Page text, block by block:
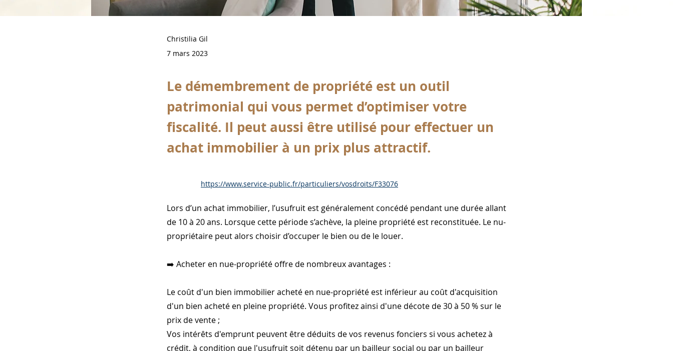
Christilia Gil
7 mars 2023
Le démembrement de propriété est un outil
patrimonial qui vous permet d’optimiser votre
fiscalité. Il peut aussi être utilisé pour effectuer un
achat immobilier à un prix plus attractif.
https://www.service-public.fr/particuliers/vosdroits/F33076
Lors d’un achat immobilier, l’usufruit est généralement concédé pendant une durée allant
de 10 à 20 ans. Lorsque cette période s’achève, la pleine propriété est reconstituée. Le nu-
propriétaire peut alors choisir d’occuper le bien ou de le louer.
➡️ Acheter en nue-propriété offre de nombreux avantages :
Le coût d'un bien immobilier acheté en nue-propriété est inférieur au coût d'acquisition
d'un bien acheté en pleine propriété. Vous profitez ainsi d'une décote de 30 à 50 % sur le
prix de vente ;
Vos intérêts d'emprunt peuvent être déduits de vos revenus fonciers si vous achetez à
crédit, à condition que l'usufruit soit détenu par un bailleur social ou par un bailleur